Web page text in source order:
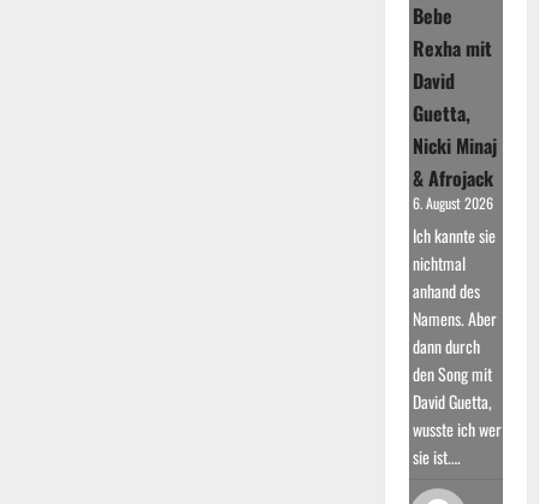
Bebe
Rexha mit
David
Guetta,
Nicki Minaj
& Afrojack
6. August 2026
Ich kannte sie
nichtmal
anhand des
Namens. Aber
dann durch
den Song mit
David Guetta,
wusste ich wer
sie ist.…